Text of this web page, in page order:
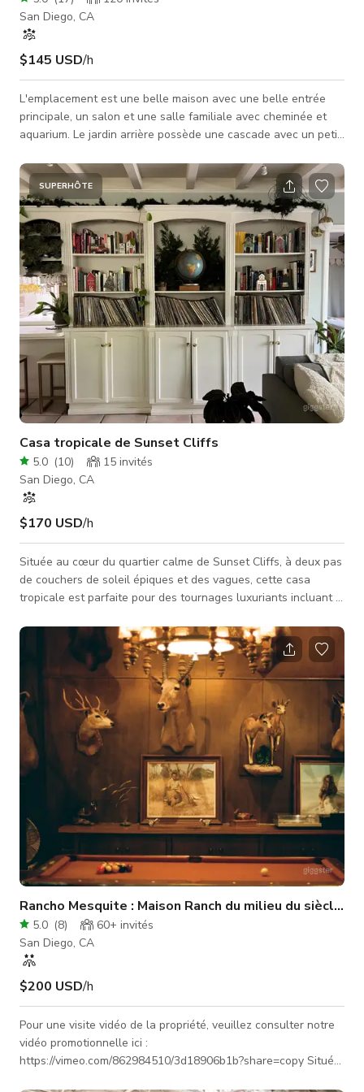
San Diego, CA
$145 USD/h
L'emplacement est une belle maison avec une belle entrée
principale, un salon et une salle familiale avec cheminée et
aquarium. Le jardin arrière possède une cascade avec un petit
cheminée et un foyer dans le jardin arrière. Je suis un homme
célibataire flexible avec l'emploi du temps et les changements.
SUPERHÔTE
Casa tropicale de Sunset Cliffs
5.0 (10) 15 invités
San Diego, CA
$170 USD/h
Située au cœur du quartier calme de Sunset Cliffs, à deux pas
de couchers de soleil épiques et des vagues, cette casa
tropicale est parfaite pour des tournages luxuriants incluant :
Tournages de mode - Tournages de produits - Tournages de
chaque pièce étant remplie de beaucoup de lumière naturelle.
La maison offre une circulation naturelle intérieur/extérieur,
vous don
Rancho Mesquite : Maison Ranch du milieu du siècle
5.0 (8) 60+ invités
San Diego, CA
$200 USD/h
Pour une visite vidéo de la propriété, veuillez consulter notre
vidéo promotionnelle ici :
https://vimeo.com/862984510/3d18906b1b?share=copy Situé